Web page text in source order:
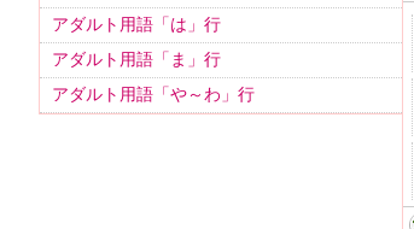
アダルト用語「は」行
アダルト用語「ま」行
アダルト用語「や～わ」行